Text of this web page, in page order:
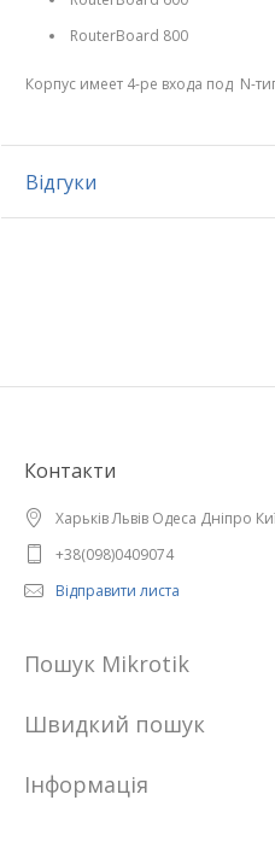
RouterBoard 800
Корпус имеет 4-ре входа под N-
Відгуки
Контакти
Харьків Львів Одеса Дніпро
+38(098)0409074
Відправити листа
Пошук Mikrotik
Швидкий пошук
Iнформацiя